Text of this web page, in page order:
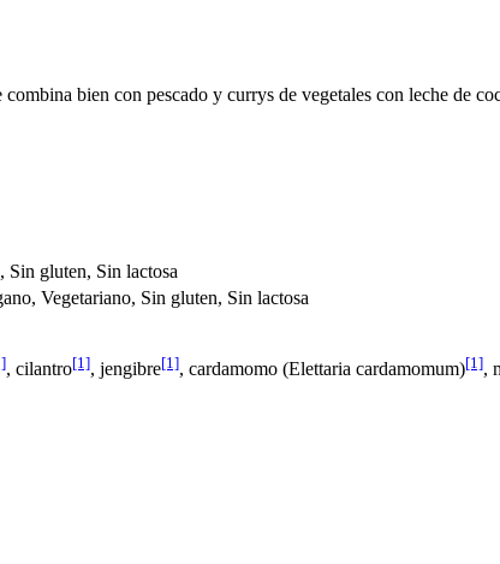
bien con pescado y currys de vegetales con leche de
Sin gluten, Sin lactosa
Vegetariano, Sin gluten, Sin lactosa
, cilantro[1], jengibre[1], cardamomo (Elettaria cardamomum)[1],